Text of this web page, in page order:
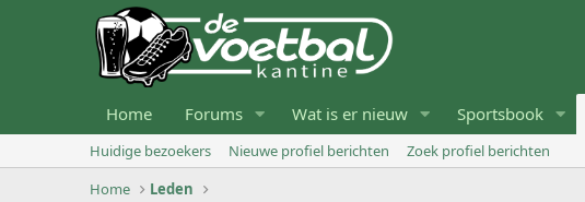
Home Forums Wat is er nieuw Sportsbook
Huidige bezoekers Nieuwe profiel berichten
Zoek profiel berichten
Home
Leden